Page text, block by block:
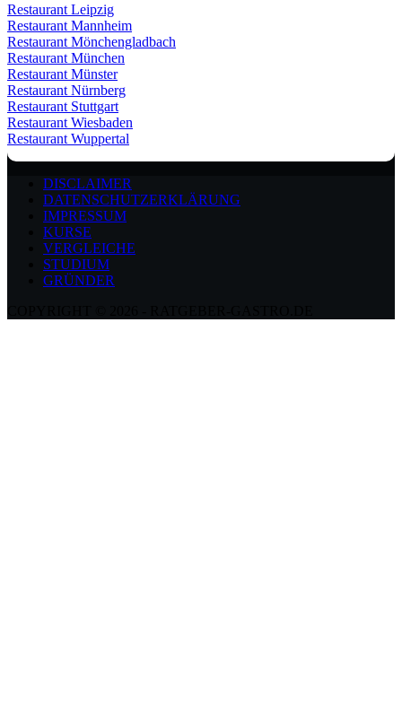
Restaurant Leipzig
Restaurant Mannheim
Restaurant Mönchengladbach
Restaurant München
Restaurant Münster
Restaurant Nürnberg
Restaurant Stuttgart
Restaurant Wiesbaden
Restaurant Wuppertal
DISCLAIMER
DATENSCHUTZERKLÄRUNG
IMPRESSUM
KURSE
VERGLEICHE
STUDIUM
GRÜNDER